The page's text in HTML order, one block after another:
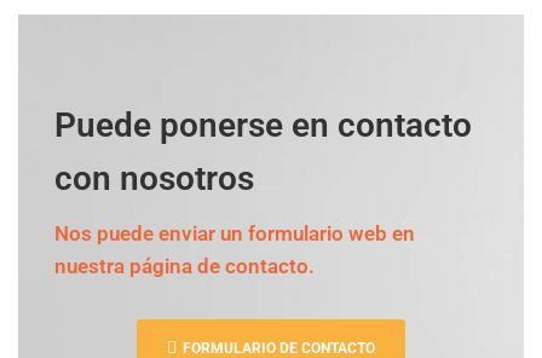
Puede ponerse en contacto
con nosotros
Nos puede enviar un formulario web en
nuestra página de contacto.
FORMULARIO DE CONTACTO